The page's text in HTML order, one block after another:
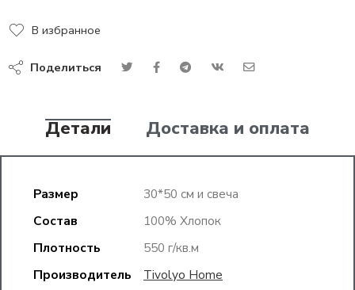
В избранное
Поделиться
Детали Доставка и оплата
Размер
30*50 см и свеча
Состав
100% Хлопок
Плотность
550 г/кв.м
Производитель
Tivolyo Home